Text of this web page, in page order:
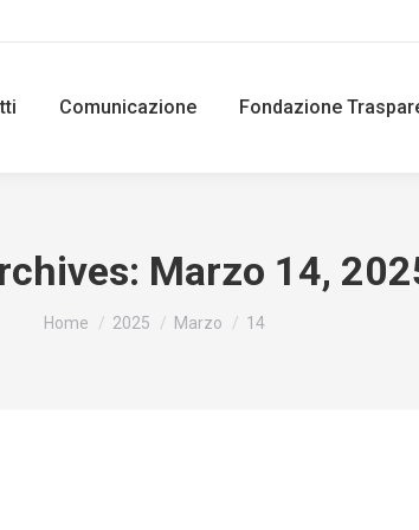
Comunicazione Fondazione
Marzo 14,
You are here:
Home 2025 Marzo 14